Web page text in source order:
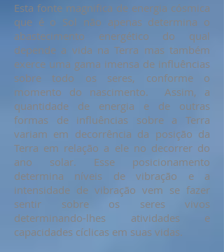
Esta fonte magnifica de energia cósmica
que é o Sol não apenas determina o
abastecimento energético do qual
depende a vida na Terra mas também
exerce uma gama imensa de influências
sobre todo os seres, conforme o
momento do nascimento. Assim, a
quantidade de energia e de outras
formas de influências sobre a Terra
variam em decorrência da posição da
Terra em relação a ele no decorrer do
ano solar. Esse posicionamento
determina níveis de vibração e a
intensidade de vibração vem se fazer
sentir sobre os seres vivos
determinando-lhes atividades e
capacidades cíclicas em suas vidas.